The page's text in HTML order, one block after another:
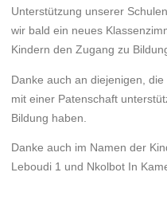
Unterstützung unserer
wir bald ein neues
Kindern den Zugang zu
Danke auch an diejenigen,
mit einer Patenschaft
Bildung haben.
Danke auch im Namen der
Leboudi 1 und Nkolbot In